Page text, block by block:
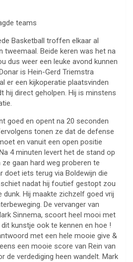
teams
Basketball troffen elkaar al
tweemaal. Beide keren was het na
dus weer een leuke avond kunnen
is Hein-Gerd Triemstra
er een kijkoperatie plaatsvinden
hij direct geholpen. Hij is minstens
goed en opent na 20 seconden
tonen ze dat de defense
en vanuit een open positie
4 minuten levert het de stand op
gaan hard weg proberen te
doet iets terug via Boldewijn die
nadat hij foutief gestopt zou
dunk. Hij maakte zichzelf goed vrij
De vervanger van
Sinnema, scoort heel mooi met
kunstje ook te kennen en hoe !
met een hele mooie give &
een mooie score van Rein van
de verdediging heen wandelt. Mark